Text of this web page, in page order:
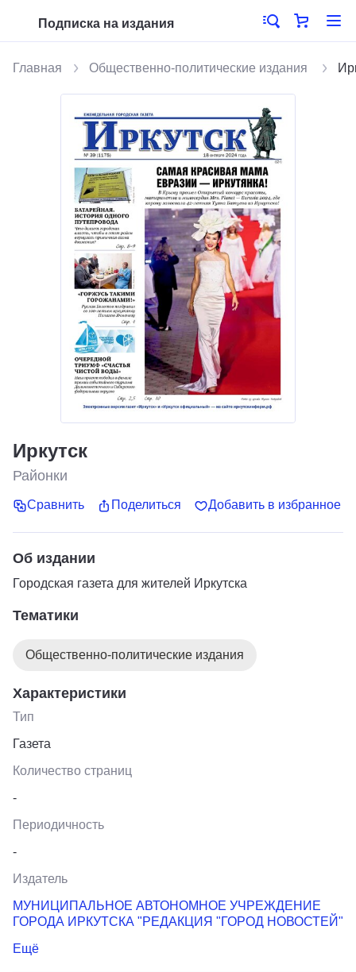
Подписка на издания
Главная Общественно-политические издания
Иркутск
Районки
Сравнить Поделиться Добавить в избранное
Об издании
Городская газета для жителей Иркутска
Тематики
Общественно-политические издания
Характеристики
Тип
Газета
Количество страниц
-
Периодичность
-
Издатель
МУНИЦИПАЛЬНОЕ АВТОНОМНОЕ УЧРЕЖДЕНИЕ
ГОРОДА ИРКУТСКА "РЕДАКЦИЯ "ГОРОД НОВОСТЕЙ"
Ещё